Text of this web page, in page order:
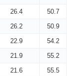
26.4
50.7
26.2
50.9
22.9
54.2
21.9
55.2
21.6
55.5